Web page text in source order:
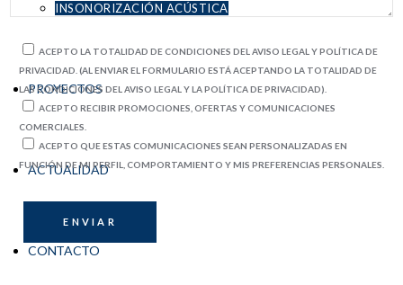
INSONORIZACIÓN ACÚSTICA
PROYECTOS
ACTUALIDAD
CONTACTO
ACEPTO LA TOTALIDAD DE CONDICIONES DEL AVISO LEGAL Y POLÍTICA DE
PRIVACIDAD. (AL ENVIAR EL FORMULARIO ESTÁ ACEPTANDO LA TOTALIDAD DE
LAS CONDICIONES DEL AVISO LEGAL Y LA POLÍTICA DE PRIVACIDAD).
ACEPTO RECIBIR PROMOCIONES, OFERTAS Y COMUNICACIONES
COMERCIALES.
ACEPTO QUE ESTAS COMUNICACIONES SEAN PERSONALIZADAS EN
FUNCIÓN DE MI PERFIL, COMPORTAMIENTO Y MIS PREFERENCIAS PERSONALES.